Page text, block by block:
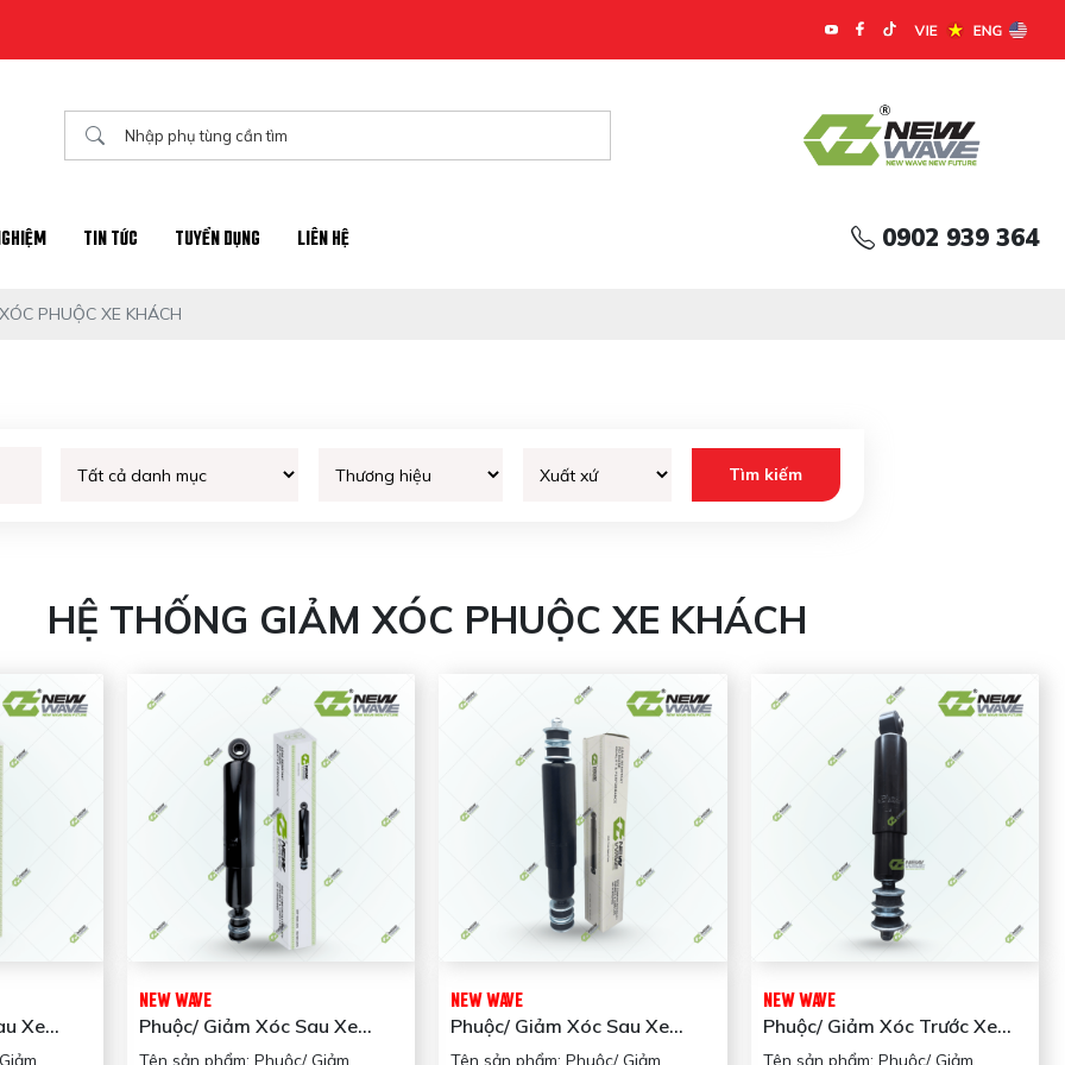
TIN TỨC TUYỂN DỤNG LIÊN HỆ 0902 939 364
PHUỘC XE KHÁCH
HỆ THỐNG GIẢM XÓC PHUỘC XE KHÁCH
Xe
NEW
NEW WAVE
Phuộc/ Giảm Xóc Sau Xe
Khách NW55300-8D500
Tên sản phẩm: Phuộc/ Giảm
NEW WAVE
Phuộc/ Giảm Xóc Sau Xe
Khách (Lớn) NWA92J28700C
Tên sản phẩm: Phuộc/ Giảm
NEW WAVE
Phuộc/ Giảm Xóc Trước Xe
Khách NW54300-8D500
Tên sản phẩm: Phuộc/ Giảm